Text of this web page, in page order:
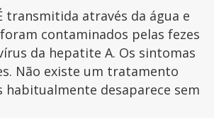
transmitida através da água e
contaminados pelas fezes
da hepatite A. Os sintomas
Não existe um tratamento
habitualmente desaparece sem